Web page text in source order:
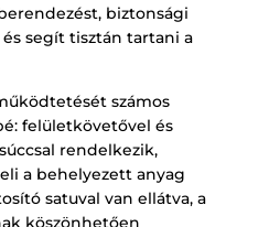
biztonsági
segít tisztán tartani a
számos
felületkövetővel és
rendelkezik,
a behelyezett anyag
satuval van ellátva, a
köszönhetően